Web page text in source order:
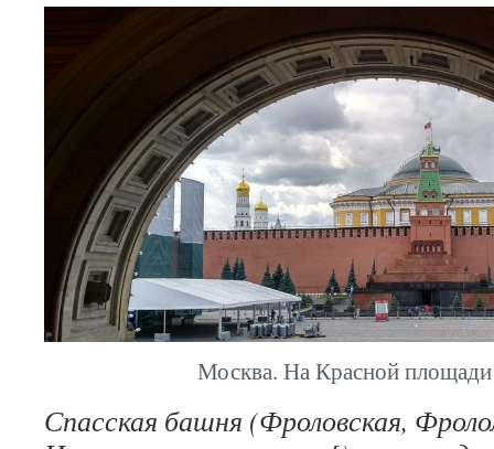
Москва. На Красной
Спасская башня (Фроловская,